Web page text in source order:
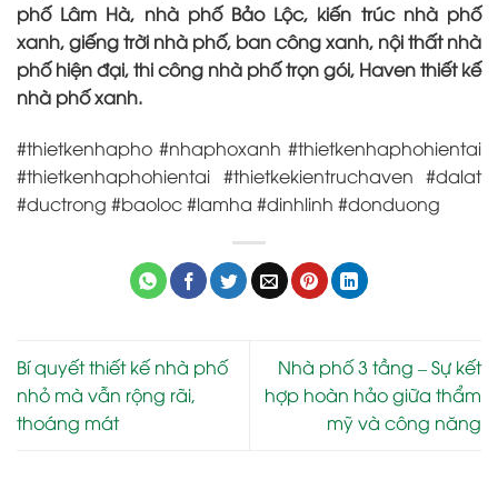
phố Lâm Hà, nhà phố Bảo Lộc, kiến trúc nhà phố
xanh, giếng trời nhà phố, ban công xanh, nội thất nhà
phố hiện đại, thi công nhà phố trọn gói, Haven thiết kế
nhà phố xanh.
#thietkenhapho #nhaphoxanh #thietkenhaphohientai
#thietkenhaphohientai #thietkekientruchaven #dalat
#ductrong #baoloc #lamha #dinhlinh #donduong
Bí quyết thiết kế nhà phố
nhỏ mà vẫn rộng rãi,
thoáng mát
Nhà phố 3 tầng – Sự kết
hợp hoàn hảo giữa thẩm
mỹ và công năng